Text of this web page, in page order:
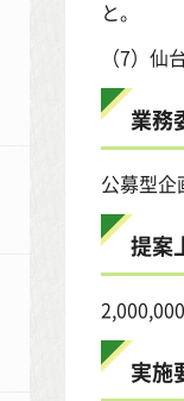
と。
（7）仙
業務
公募型
提案
実施